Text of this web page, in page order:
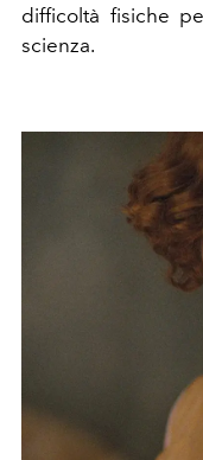
difficoltà fisiche
scienza.